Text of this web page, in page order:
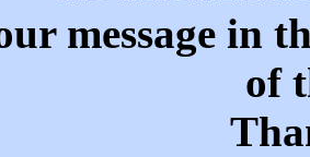
message in
of